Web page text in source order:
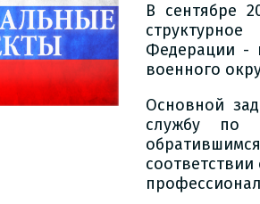
В сентябре
Федерации -
военного
Основной
службу по